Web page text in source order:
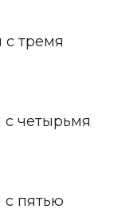
с тремя
четырьмя
с пятью